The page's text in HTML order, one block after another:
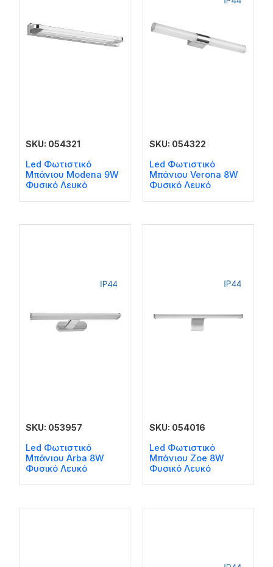
SKU: 054321
Led Φωτιστικό
Μπάνιου Modena 9W
Φυσικό Λευκό
SKU: 054322
Led Φωτιστικό
Μπάνιου Verona 8W
Φυσικό Λευκό
SKU: 053957
Led Φωτιστικό
Μπάνιου Arba 8W
Φυσικό Λευκό
SKU: 054016
Led Φωτιστικό
Μπάνιου Zoe 8W
Φυσικό Λευκό